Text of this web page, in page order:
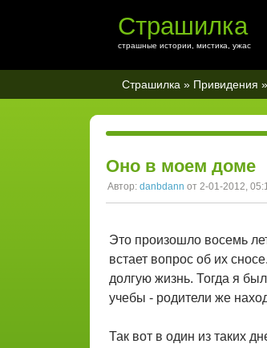
Страшилка
страшные истории, мистика, ужас
Страшилка » Привидения
Оно в моем доме
Автор: danbdann от 2-01-2012,
Это произошло восемь
встает вопрос об их
долгую жизнь. Тогда я
учебы - родители же
Так вот в один из таких